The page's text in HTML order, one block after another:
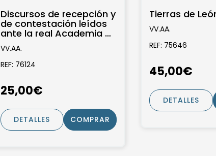
Discursos de recepción y
de contestación leídos
ante la real Academia de
ciencias morales y
políticas...
VV.AA.
REF: 76124
25,00€
DETALLES COMPRAR
Tierras de
VV.AA.
REF: 75646
45,00€
DETALLES